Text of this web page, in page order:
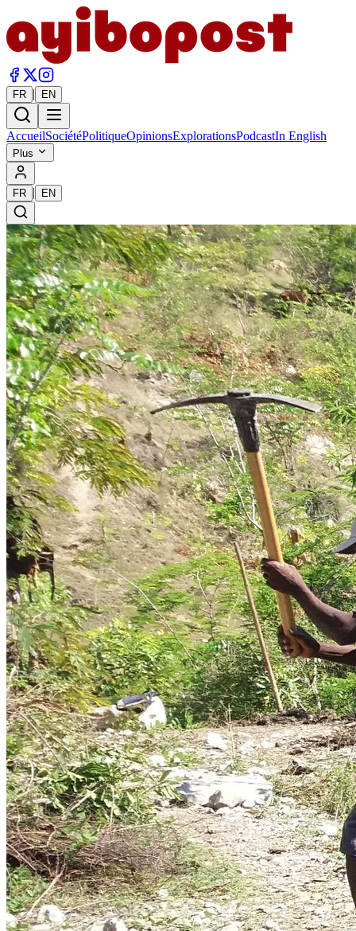
FR | EN
AccueilSociétéPolitiqueOpinionsExplorationsPodcastIn English
Plus
FR | EN